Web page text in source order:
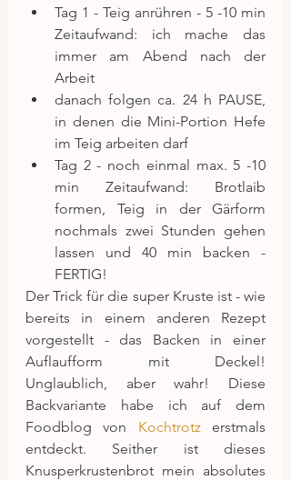
Tag 1 - Teig anrühren - 5 -10 min
Zeitaufwand: ich mache das
immer am Abend nach der
Arbeit
danach folgen ca. 24 h PAUSE,
in denen die Mini-Portion Hefe
im Teig arbeiten darf
Tag 2 - noch einmal max. 5 -10
min Zeitaufwand: Brotlaib
formen, Teig in der Gärform
nochmals zwei Stunden gehen
lassen und 40 min backen -
FERTIG!
Der Trick für die super Kruste ist - wie
bereits in einem anderen Rezept
vorgestellt - das Backen in einer
Auflaufform mit Deckel!
Unglaublich, aber wahr! Diese
Backvariante habe ich auf dem
Foodblog von Kochtrotz erstmals
entdeckt. Seither ist dieses
Knusperkrustenbrot mein absolutes